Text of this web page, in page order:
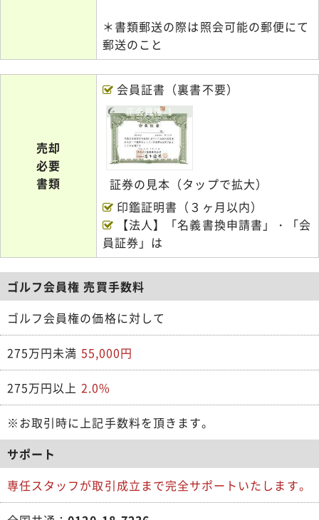
＊書類郵送の際は照会可能の郵便にて
郵送のこと
売却
必要
書類
会員証書（裏書不要）
正会員権-1
証券の見本（タップで拡大）
印鑑証明書（３ヶ月以内）
【法人】「名義書換申請書」・「会
員証券」は
ゴルフ会員権 売買手数料
ゴルフ会員権の価格に対して
275万円未満 55,000円
275万円以上 2.0%
※お取引時に上記手数料を頂きます。
サポート
専任スタッフが取引成立まで完全サポートいたします。